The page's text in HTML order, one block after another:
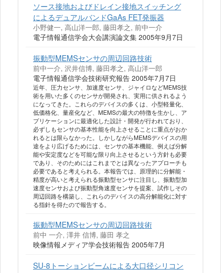
ソース接地およびドレイン接地スイッチング
によるデュアルバンドGaAs FET発振器
小野健一, 高山洋一郎, 藤田孝之, 前中一介
電子情報通信学会大会講演論文集 2005年9月7日
振動型MEMSセンサの周辺回路技術
前中一介, 沢井信博, 藤田孝之, 高山洋一郎
電子情報通信学会技術研究報告 2005年7月7日
近年、圧力センサ、加速度センサ、ジャイロなどMEMS技
術を用いた多くのセンサが開発され、実用に供されるよう
になってきた。これらのデバイスの多くは、小型軽量化、
低価格化、量産化など、MEMSの最大の特徴を生かし、ア
プリケーションに最適化した設計・開発が行われており、
必ずしもセンサの基本性能を向上させることに重点がおか
れるとは限らなかった。しかしながらMEMSデバイスの用
途をより広げるためには、センサの基本機能、例えば分解
能や安定度などを可能な限り向上させるという方針も必要
であり、そのためにはこれまでとは異なったアプローチも
必要であると考えられる。本報告では、原理的に分解能・
精度が高いと考えられる振動型センサに注目し、振動型加
速度センサおよび振動型角速度センサを提案、試作しその
周辺回路を構築し、これらのデバイスの高分解能化に対す
る指針を得たので報告する。
振動型MEMSセンサの周辺回路技術
前中 一介, 澤井 信博, 藤田 孝之
映像情報メディア学会技術報告 2005年7月
SU‐8トーションビームによる大口径シリコン